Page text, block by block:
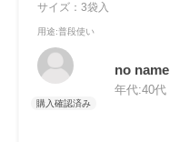
サイズ：3袋入
用途:普段使い
no name
年代:40代